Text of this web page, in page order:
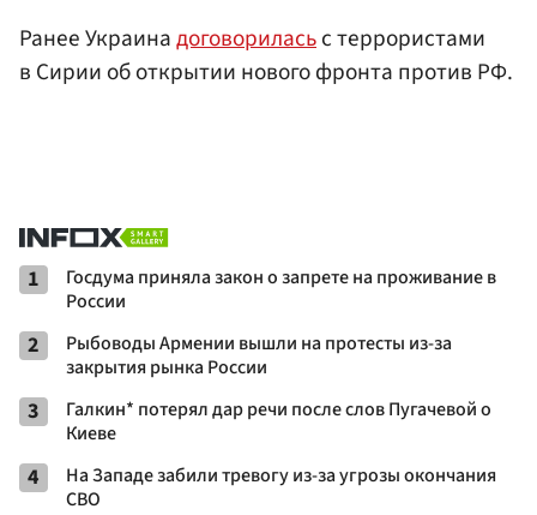
Ранее Украинадоговориласьс террористами
в Сирии об открытии нового фронта против РФ.
1
Госдума приняла закон о запрете на проживание в
России
2
Рыбоводы Армении вышли на протесты из-за
закрытия рынка России
3
Галкин* потерял дар речи после слов Пугачевой о
Киеве
4
На Западе забили тревогу из-за угрозы окончания
СВО